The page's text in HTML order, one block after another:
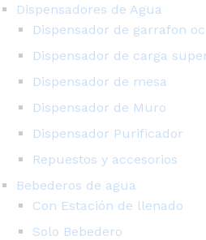
Dispensadores de Agua
Dispensador de garrafon
Dispensador de carga
Dispensador de mesa
Dispensador de Muro
Dispensador Purificador
Repuestos y accesorios
Bebederos de agua
Con Estación de llenado
Solo Bebedero